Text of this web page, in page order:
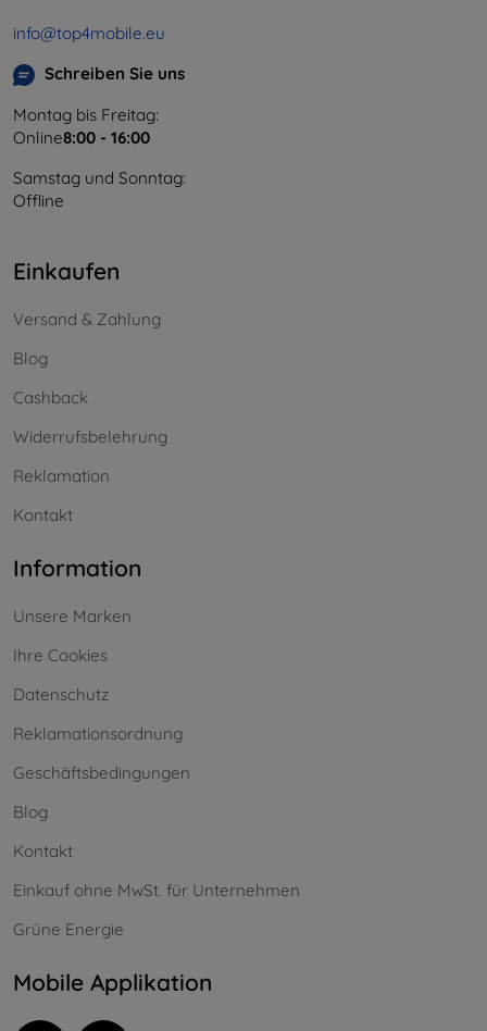
info@top4mobile.eu
Schreiben Sie uns
Montag bis Freitag:
Online8:00 - 16:00
Samstag und Sonntag:
Offline
Einkaufen
Versand & Zahlung
Blog
Cashback
Widerrufsbelehrung
Reklamation
Kontakt
Information
Unsere Marken
Ihre Cookies
Datenschutz
Reklamationsordnung
Geschäftsbedingungen
Blog
Kontakt
Einkauf ohne MwSt. für Unternehmen
Grüne Energie
Mobile Applikation